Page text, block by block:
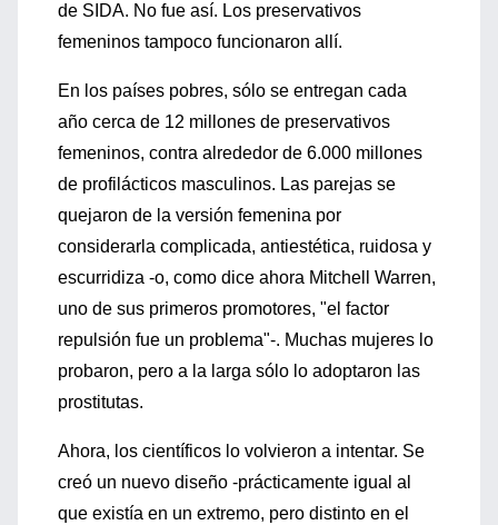
de SIDA. No fue así. Los preservativos
femeninos tampoco funcionaron allí.
En los países pobres, sólo se entregan cada
año cerca de 12 millones de preservativos
femeninos, contra alrededor de 6.000 millones
de profilácticos masculinos. Las parejas se
quejaron de la versión femenina por
considerarla complicada, antiestética, ruidosa y
escurridiza -o, como dice ahora Mitchell Warren,
uno de sus primeros promotores, "el factor
repulsión fue un problema"-. Muchas mujeres lo
probaron, pero a la larga sólo lo adoptaron las
prostitutas.
Ahora, los científicos lo volvieron a intentar. Se
creó un nuevo diseño -prácticamente igual al
que existía en un extremo, pero distinto en el